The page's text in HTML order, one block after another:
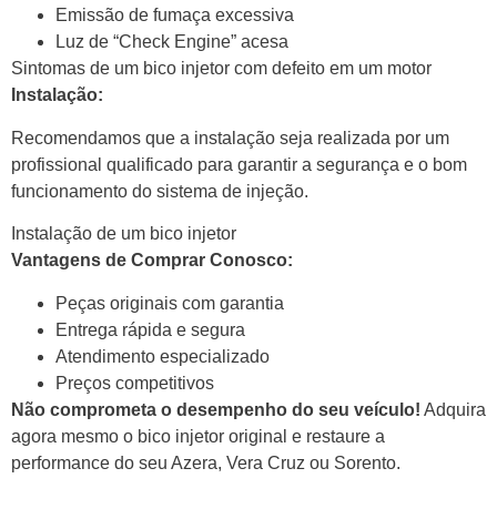
Emissão de fumaça excessiva
Luz de “Check Engine” acesa
Sintomas de um bico injetor com defeito em um motor
Instalação:
Recomendamos que a instalação seja realizada por um
profissional qualificado para garantir a segurança e o bom
funcionamento do sistema de injeção.
Instalação de um bico injetor
Vantagens de Comprar Conosco:
Peças originais com garantia
Entrega rápida e segura
Atendimento especializado
Preços competitivos
Não comprometa o desempenho do seu veículo! Adquira
agora mesmo o bico injetor original e restaure a
performance do seu Azera, Vera Cruz ou Sorento.